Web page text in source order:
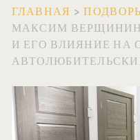
ГЛАВНАЯ >
МАКСИМ
И ЕГО ВЛИЯНИЕ НА